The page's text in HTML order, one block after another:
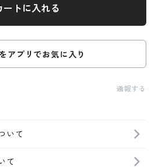
ートに入れる
アプリでお気に入り
通報する
いて
て